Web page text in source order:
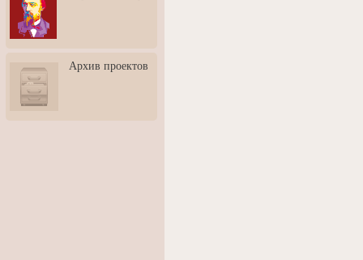
3: Обусловленности
человека и их влияние на
карьеру
скульптором Дмитрием
Тугариновым
АртБульвар в День города
Архив проектов